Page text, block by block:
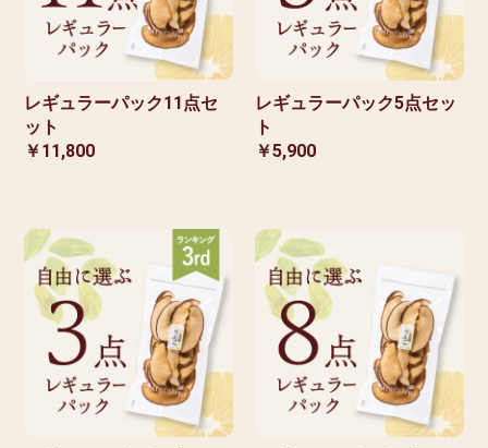
レギュラーパック11点セ
ット
￥11,800
レギュラーパック5点セッ
ト
￥5,900